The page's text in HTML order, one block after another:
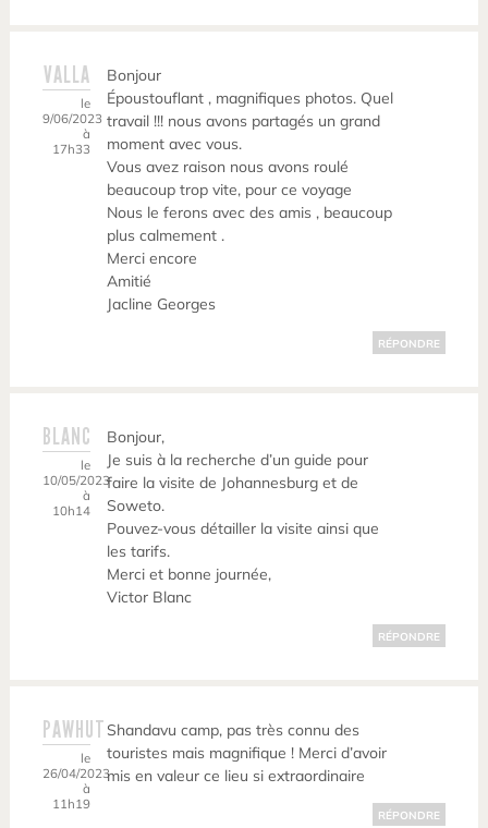
VALLA
le
9/06/2023
à
17h33
Bonjour
Époustouflant , magnifiques photos. Quel
travail !!! nous avons partagés un grand
moment avec vous.
Vous avez raison nous avons roulé
beaucoup trop vite, pour ce voyage
Nous le ferons avec des amis , beaucoup
plus calmement .
Merci encore
Amitié
Jacline Georges
RÉPONDRE
BLANC
le
10/05/2023
à
10h14
Bonjour,
Je suis à la recherche d’un guide pour
faire la visite de Johannesburg et de
Soweto.
Pouvez-vous détailler la visite ainsi que
les tarifs.
Merci et bonne journée,
Victor Blanc
RÉPONDRE
PAWHUT
le
26/04/2023
à
11h19
Shandavu camp, pas très connu des
touristes mais magnifique ! Merci d’avoir
mis en valeur ce lieu si extraordinaire
RÉPONDRE